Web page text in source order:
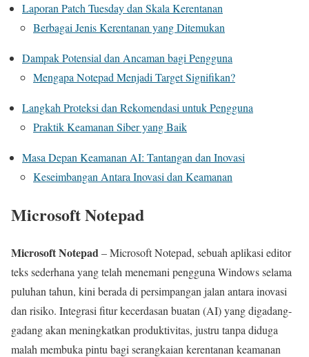
Laporan Patch Tuesday dan Skala Kerentanan
Berbagai Jenis Kerentanan yang Ditemukan
Dampak Potensial dan Ancaman bagi Pengguna
Mengapa Notepad Menjadi Target Signifikan?
Langkah Proteksi dan Rekomendasi untuk Pengguna
Praktik Keamanan Siber yang Baik
Masa Depan Keamanan AI: Tantangan dan Inovasi
Keseimbangan Antara Inovasi dan Keamanan
Microsoft Notepad
Microsoft Notepad– Microsoft Notepad, sebuah aplikasi editor
teks sederhana yang telah menemani pengguna Windows selama
puluhan tahun, kini berada di persimpangan jalan antara inovasi
dan risiko. Integrasi fitur kecerdasan buatan (AI) yang digadang-
gadang akan meningkatkan produktivitas, justru tanpa diduga
malah membuka pintu bagi serangkaian kerentanan keamanan